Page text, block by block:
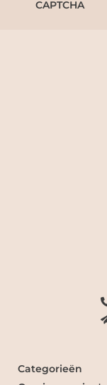
CAPTCHA
Categorieën